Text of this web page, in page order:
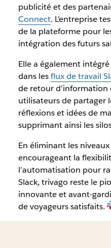
publicité et des
Connect. L’entreprise
de la plateforme pour
intégration des futurs
Elle a également
dans lesflux de travail
de retour
utilisateurs de partager
réflexions et idées de
supprimant ainsi les
En éliminant les
encourageant la
l’automatisation pour
Slack, trivago reste le
innovante et avant-
de voyageurs satisfaits.